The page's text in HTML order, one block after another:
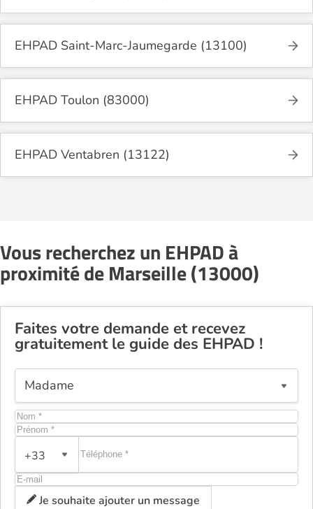
EHPAD Saint-Marc-Jaumegarde (13100)
EHPAD Toulon (83000)
EHPAD Ventabren (13122)
Vous recherchez un EHPAD à
proximité de Marseille (13000)
Faites votre demande et recevez
gratuitement le guide des EHPAD !
+33
Je souhaite ajouter un message